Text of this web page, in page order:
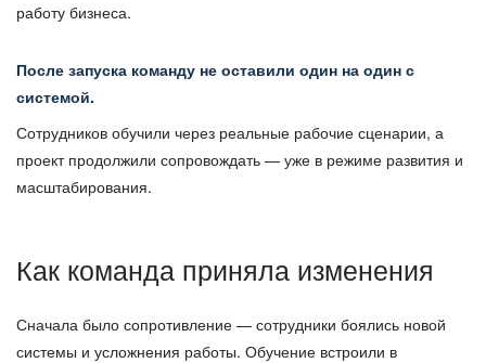
работу бизнеса.
После запуска команду не оставили один на один с
системой.
Сотрудников обучили через реальные рабочие сценарии, а
проект продолжили сопровождать — уже в режиме развития и
масштабирования.
Как команда приняла изменения
Сначала было сопротивление — сотрудники боялись новой
системы и усложнения работы. Обучение встроили в